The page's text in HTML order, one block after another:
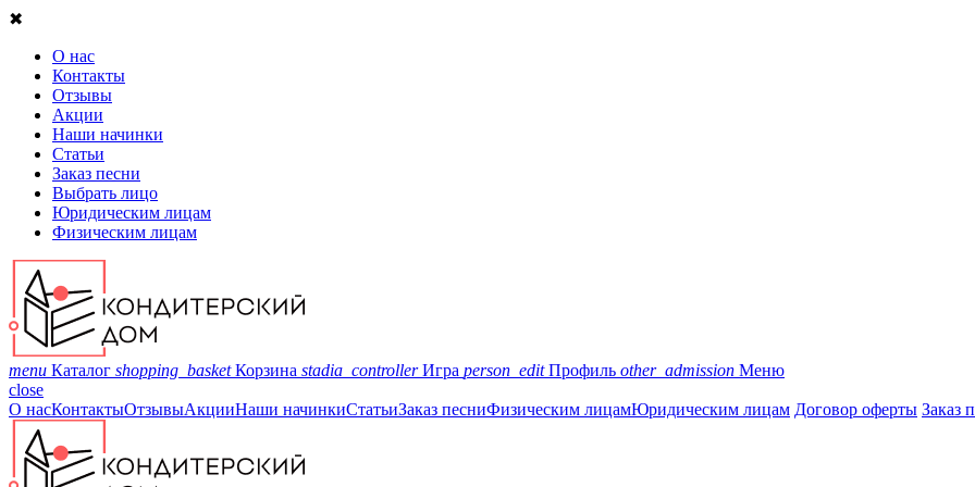
✖
О нас
Контакты
Отзывы
Акции
Наши начинки
Статьи
Заказ песни
Выбрать лицо
Юридическим лицам
Физическим лицам
menu Каталог shopping_basket Корзина stadia_controller Игра person_edit Профиль other_admission Меню
close
О насКонтактыОтзывыАкцииНаши начинкиСтатьиЗаказ песниФизическим лицамЮридическим лицам Договор оферты Заказ